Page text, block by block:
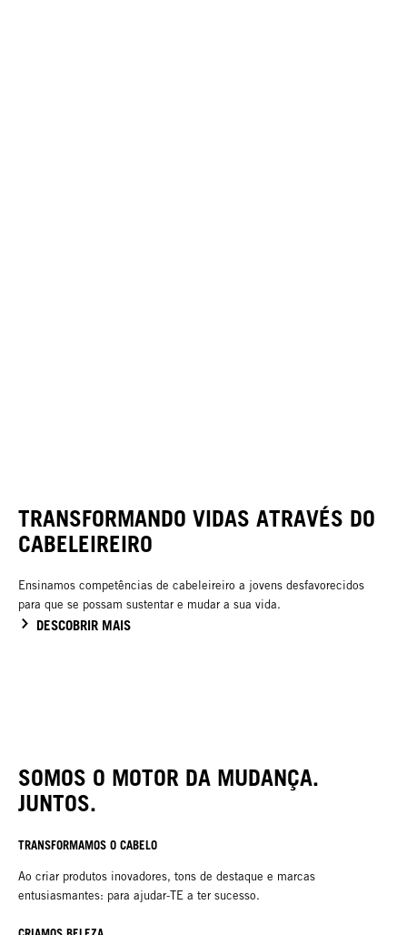
TRANSFORMANDO VIDAS ATRAVÉS DO
CABELEIREIRO
Ensinamos competências de cabeleireiro a jovens desfavorecidos
para que se possam sustentar e mudar a sua vida.
DESCOBRIR MAIS
SOMOS O MOTOR DA MUDANÇA.
JUNTOS.
TRANSFORMAMOS O CABELO
Ao criar produtos inovadores, tons de destaque e marcas
entusiasmantes: para ajudar-TE a ter sucesso.